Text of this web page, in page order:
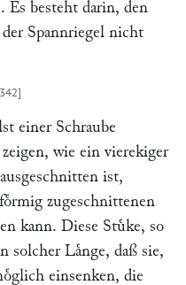
Es besteht darin, den
Spannriegel nicht
einer Schraube
zeigen, wie ein vierekiger
ist,
zugeschnittenen
kann. Diese Stuͤke, so
solcher Laͤnge, daß sie,
einsenken, die